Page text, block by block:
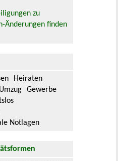
zu
Änderungen finden
Heiraten
Umzug
Gewerbe
Notlagen